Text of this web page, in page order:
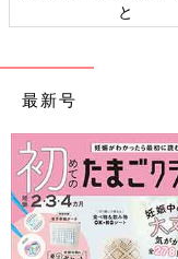
ト検討会
最新号